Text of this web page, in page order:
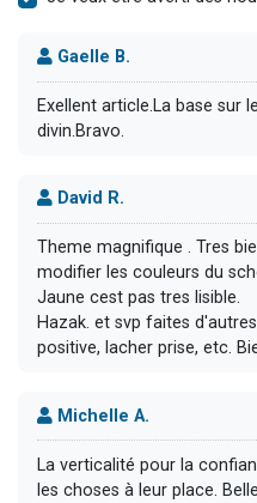
Gaelle B.
Exellent article.La base sur
divin.Bravo.
David R.
Theme magnifique . Tres
modifier les couleurs du
Jaune cest pas tres lisible.
Hazak. et svp faites
positive, lacher prise, etc.
Michelle A.
La verticalité pour la
les choses à leur place.